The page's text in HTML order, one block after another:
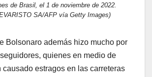
de Brasil, el 1 de noviembre de 2022.
SA/AFP vía Getty Images)
Bolsonaro además hizo mucho por
quienes en medio de
causado estragos en las carreteras